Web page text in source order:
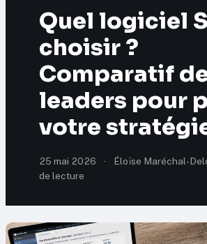
Éducation & Emploi
Marketing
Quel logiciel
choisir ?
Comparatif
leaders pour
votre
25 mai 2026 · Éloïse Maréchal-
de lecture